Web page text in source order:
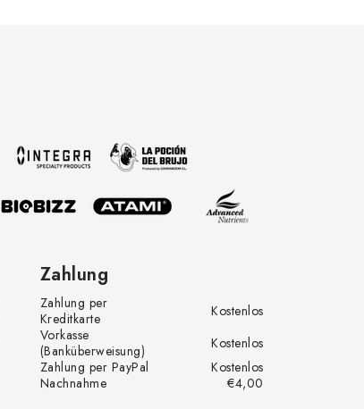
Zahlung
Zahlung per
Kreditkarte
Kostenlos
Vorkasse
(Banküberweisung)
Kostenlos
Zahlung per PayPal
Kostenlos
Nachnahme
€4,00